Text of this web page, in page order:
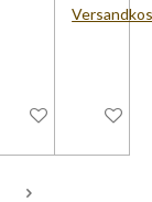
In den Warenkorb
Bei